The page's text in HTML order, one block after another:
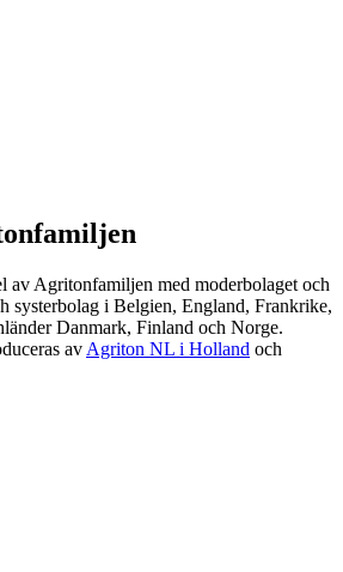
av Agritonfamiljen med moderbolaget och
systerbolag i Belgien, England, Frankrike,
Danmark, Finland och Norge.
av Agriton NL i Holland och